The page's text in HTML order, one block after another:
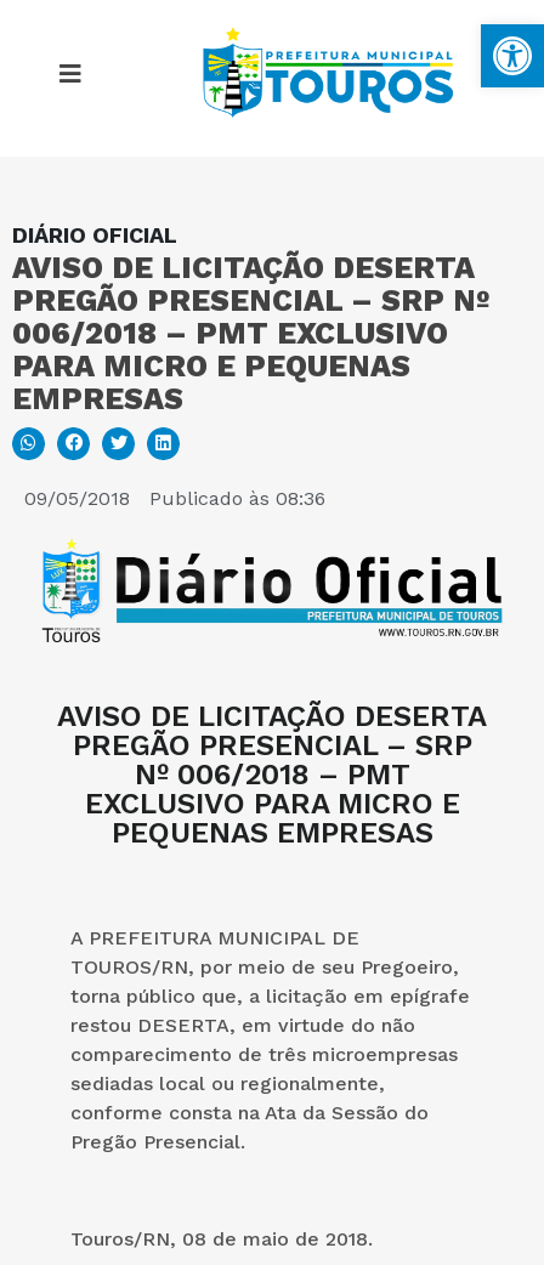
DIÁRIO OFICIAL
AVISO DE LICITAÇÃO DESERTA
PREGÃO PRESENCIAL – SRP Nº
006/2018 – PMT EXCLUSIVO
PARA MICRO E PEQUENAS
EMPRESAS
09/05/2018 Publicado às 08:36
AVISO DE LICITAÇÃO DESERTA
PREGÃO PRESENCIAL – SRP
Nº 006/2018 – PMT
EXCLUSIVO PARA MICRO E
PEQUENAS EMPRESAS
A PREFEITURA MUNICIPAL DE
TOUROS/RN, por meio de seu Pregoeiro,
torna público que, a licitação em epígrafe
restou DESERTA, em virtude do não
comparecimento de três microempresas
sediadas local ou regionalmente,
conforme consta na Ata da Sessão do
Pregão Presencial.
Touros/RN, 08 de maio de 2018.
MAPA DO SITE
PORTAL DA TRANSPARÊNCIA
E-SIC